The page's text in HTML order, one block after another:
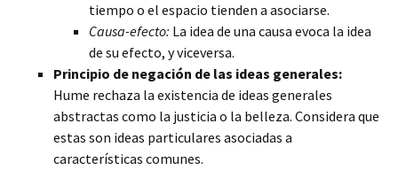
tiempo o el espacio tienden a asociarse.
Causa-efecto: La idea de una causa evoca la idea
de su efecto, y viceversa.
Principio de negación de las ideas generales:
Hume rechaza la existencia de ideas generales
abstractas como la justicia o la belleza. Considera que
estas son ideas particulares asociadas a
características comunes.